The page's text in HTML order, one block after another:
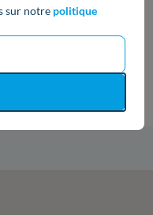
sur notre politique
gratuit